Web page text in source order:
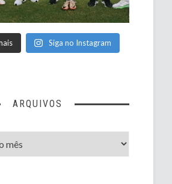
Siga no Instagram
ARQUIVOS